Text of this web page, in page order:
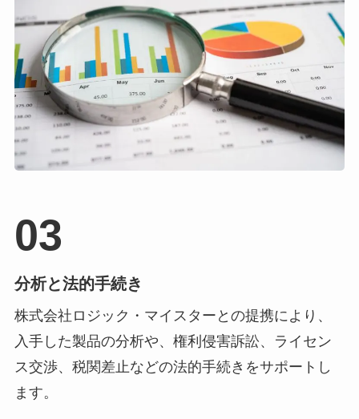
03
分析と法的手続き
株式会社ロジック・マイスターとの提携により、
入手した製品の分析や、権利侵害訴訟、ライセン
ス交渉、税関差止などの法的手続きをサポートし
ます。